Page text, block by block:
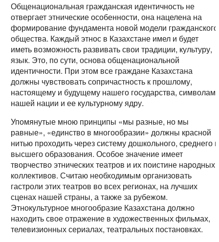
Общенациональная гражданская идентичность не
отвергает этнические особенности, она нацелена на
формирование фундамента новой модели гражданского
общества. Каждый этнос в Казахстане имел и будет
иметь возможность развивать свои традиции, культуру,
язык. Это, по сути, основа общенациональной
идентичности. При этом все граждане Казахстана
должны чувствовать сопричастность к прошлому,
настоящему и будущему нашего государства, символам
нашей нации и ее культурному ядру.
Упомянутые мною принципы «мы разные, но мы
равные», «единство в многообразии» должны красной
нитью проходить через систему дошкольного, среднего и
высшего образования. Особое значение имеет
творчество этнических театров и их поистине народных
коллективов. Считаю необходимым организовать
гастроли этих театров во всех регионах, на лучших
сценах нашей страны, а также за рубежом.
Этнокультурное многообразие Казахстана должно
находить свое отражение в художественных фильмах,
телевизионных сериалах, театральных постановках.